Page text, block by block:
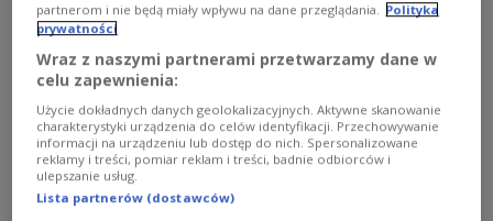
partnerom i nie będą miały wpływu na dane przeglądania.
Polityka
prywatności
Wraz z naszymi partnerami przetwarzamy dane w
celu zapewnienia:
Użycie dokładnych danych geolokalizacyjnych. Aktywne skanowanie
charakterystyki urządzenia do celów identyfikacji. Przechowywanie
informacji na urządzeniu lub dostęp do nich. Spersonalizowane
reklamy i treści, pomiar reklam i treści, badnie odbiorców i
ulepszanie usług.
Lista partnerów (dostawców)